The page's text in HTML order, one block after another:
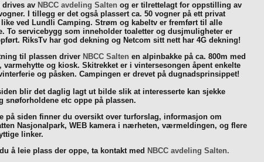
drives av NBCC avdeling Salten og er tilrettelagt for oppstilling av
I tillegg er det også plassert ca. 50 vogner på ett privat
ved Lundli Camping. Strøm og kabeltv er fremført til alle
To servicebygg som inneholder toaletter og dusjmuligheter er
RiksTv har god dekning og Netcom sitt nett har 4G dekning!
til plassen driver NBCC Salten en alpinbakke på ca. 800m med
varmehytte og kiosk. Skitrekket er i vintersesongen åpent enkelte
og påsken. Campingen er drevet på dugnadsprinsippet!
blir det daglig lagt ut bilde slik at interesserte kan sjekke
snøforholdene etc oppe på plassen.
på siden finner du oversikt over turforslag, informasjon om
Nasjonalpark, WEB kamera i nærheten, værmeldingen, og flere
linker.
å leie plass der oppe, ta kontakt med NBCC avdeling Salten.